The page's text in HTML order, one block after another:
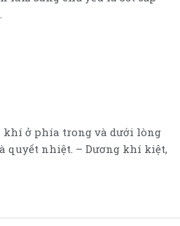
khí ở phía trong và dưới lòng
quyết nhiệt. – Dương khí kiệt,